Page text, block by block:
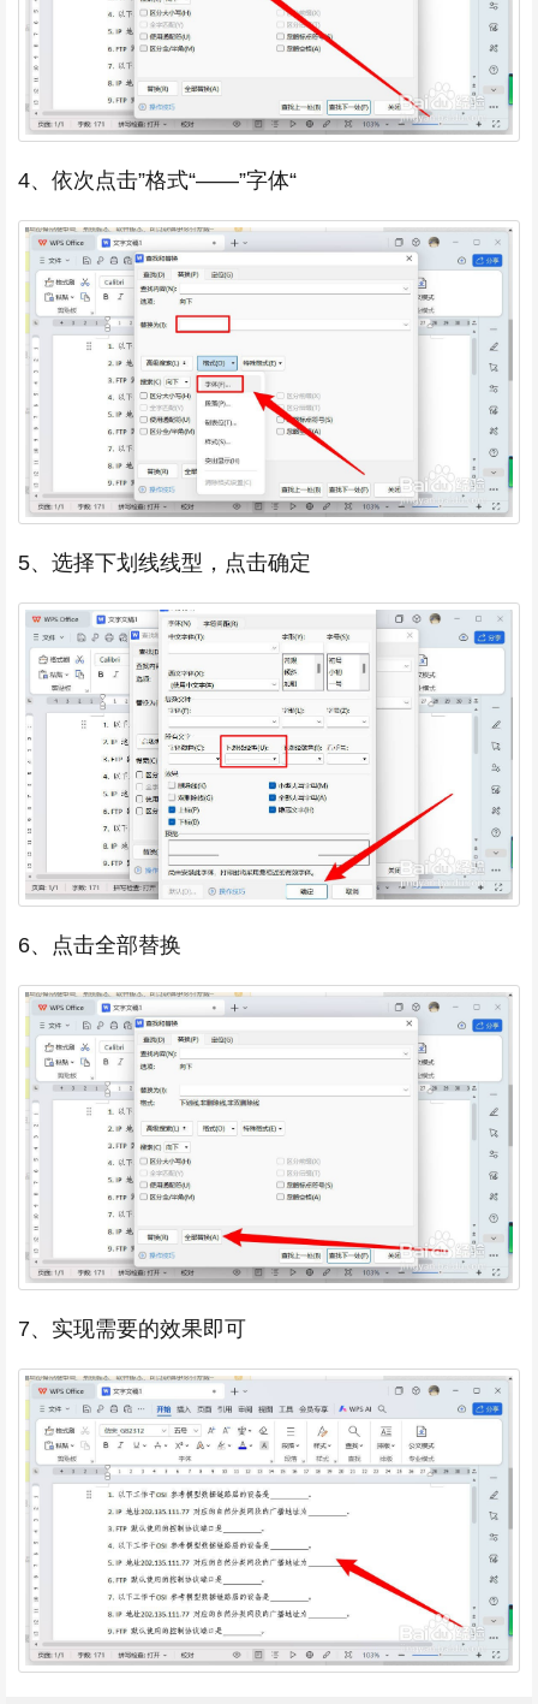
4、依次点击”格式“——”字体“
5、选择下划线线型，点击确定
6、点击全部替换
7、实现需要的效果即可